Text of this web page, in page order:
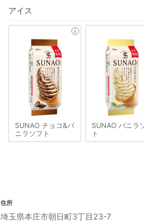
アイス
SUNAO チョコ&バ
ニラソフト
SUNAO バニラ
ト
住所
埼玉県本庄市朝日町3丁目23-7